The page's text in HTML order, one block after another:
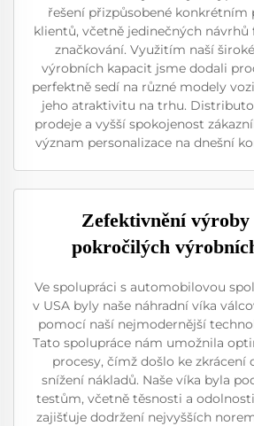
řešení přizpůsobené
klientů, včetně jedinečných
značkování. Využitím naší
výrobních kapacit jsme dodali
perfektně sedí na různé modely
jeho atraktivitu na trhu.
prodeje a vyšší spokojenost
význam personalizace na dnešní
Zefektivnění výroby
pokročilých
Ve spolupráci s automobilovou
v USA byly naše náhradní víka
pomocí naší nejmodernější
Tato spolupráce nám umožnila
procesy, čímž došlo ke zkrácení
snížení nákladů. Naše víka byla
testům, včetně těsnosti a
zajišťuje dodržení nejvyšších